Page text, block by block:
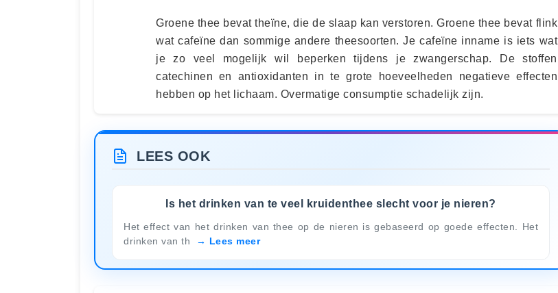
Groene thee bevat theïne, die de slaap kan verstoren. Groene thee bevat flink
wat cafeïne dan sommige andere theesoorten. Je cafeïne inname is iets wat
je zo veel mogelijk wil beperken tijdens je zwangerschap. De stoffen
catechinen en antioxidanten in te grote hoeveelheden negatieve effecten
hebben op het lichaam. Overmatige consumptie schadelijk zijn.
LEES OOK
Is het drinken van te veel kruidenthee slecht voor je nieren?
Het effect van het drinken van thee op de nieren is gebaseerd op goede effecten. Het
drinken van th
Lees meer